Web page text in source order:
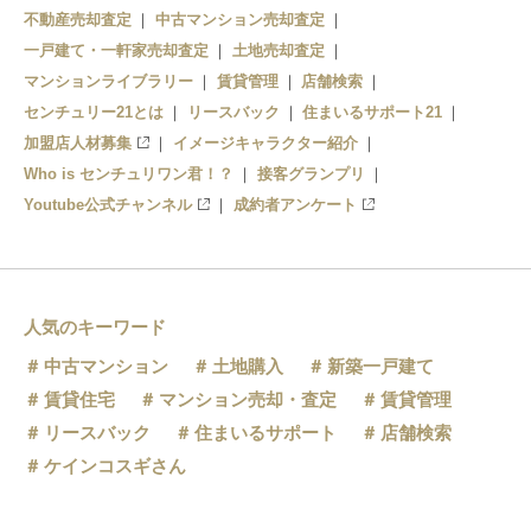
不動産売却査定
中古マンション売却査定
一戸建て・一軒家売却査定
土地売却査定
マンションライブラリー
賃貸管理
店舗検索
センチュリー21とは
リースバック
住まいるサポート21
加盟店人材募集
イメージキャラクター紹介
Who is センチュリワン君！？
接客グランプリ
Youtube公式チャンネル
成約者アンケート
人気のキーワード
中古マンション
土地購入
新築一戸建て
賃貸住宅
マンション売却・査定
賃貸管理
リースバック
住まいるサポート
店舗検索
ケインコスギさん